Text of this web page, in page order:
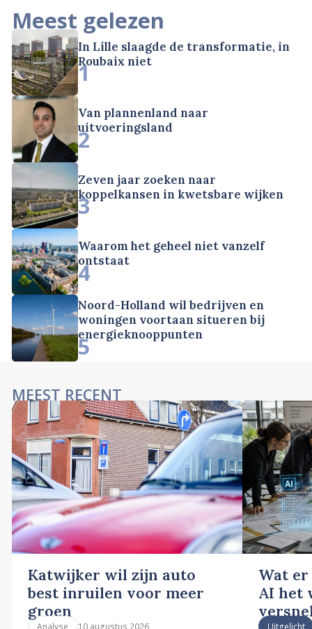
Meest gelezen
In Lille slaagde de transformatie, in
Roubaix niet
1
Van plannenland naar
uitvoeringsland
2
Zeven jaar zoeken naar
koppelkansen in kwetsbare wijken
3
Waarom het geheel niet vanzelf
ontstaat
4
Noord-Holland wil bedrijven en
woningen voortaan situeren bij
energieknooppunten
5
MEEST RECENT
Katwijker wil zijn auto
best inruilen voor meer
groen
Analyse 10 augustus 2026
Wat
AI het
Uitgelicht